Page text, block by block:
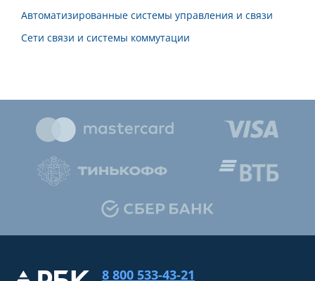
Автоматизированные системы управления и связи
Сети связи и системы коммутации
8 800 533-43-21